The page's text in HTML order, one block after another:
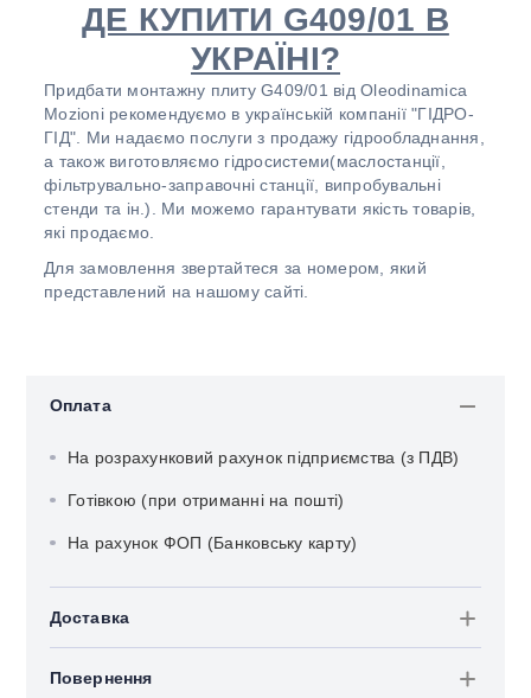
ДЕ КУПИТИ G409/01 В
УКРАЇНІ?
Придбати монтажну плиту G409/01 від Oleodinamica
Mozioni рекомендуємо в українській компанії "ГІДРО-
ГІД". Ми надаємо послуги з продажу гідрообладнання,
а також виготовляємо гідросистеми(маслостанції,
фільтрувально-заправочні станції, випробувальні
стенди та ін.). Ми можемо гарантувати якість товарів,
які продаємо.
Для замовлення звертайтеся за номером, який
представлений на нашому сайті.
Оплата
На розрахунковий рахунок підприємства (з ПДВ)
Готівкою (при отриманні на пошті)
На рахунок ФОП (Банковську карту)
Доставка
Повернення